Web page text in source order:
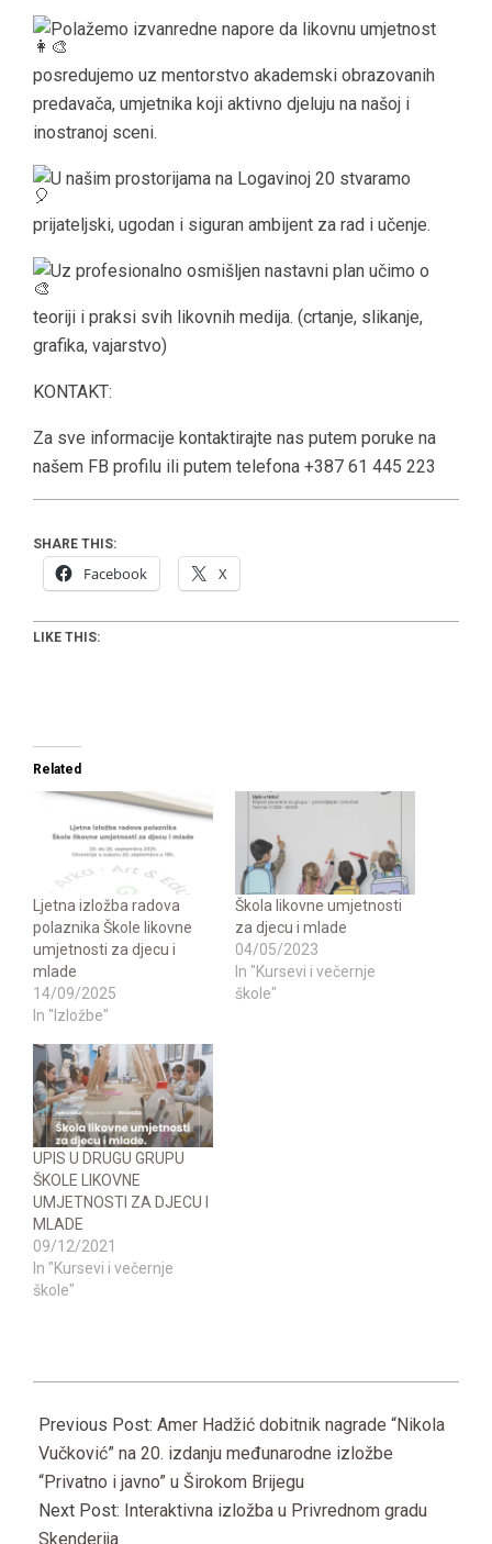
Polažemo izvanredne napore da likovnu umjetnost
posredujemo uz mentorstvo akademski obrazovanih
predavača, umjetnika koji aktivno djeluju na našoj i
inostranoj sceni.
U našim prostorijama na Logavinoj 20 stvaramo
prijateljski, ugodan i siguran ambijent za rad i učenje.
Uz profesionalno osmišljen nastavni plan učimo o
teoriji i praksi svih likovnih medija. (crtanje, slikanje,
grafika, vajarstvo)
KONTAKT:
Za sve informacije kontaktirajte nas putem poruke na
našem FB profilu ili putem telefona +387 61 445 223
SHARE THIS:
Facebook X
LIKE THIS:
Related
Ljetna izložba radova
polaznika Škole likovne
umjetnosti za djecu i
mlade
14/09/2025
In "Izložbe"
Škola likovne umjetnosti
za djecu i mlade
04/05/2023
In "Kursevi i večernje
škole"
UPIS U DRUGU GRUPU
ŠKOLE LIKOVNE
UMJETNOSTI ZA DJECU I
MLADE
09/12/2021
In "Kursevi i večernje
škole"
08-
21
Previous Post: Amer Hadžić dobitnik nagrade “Nikola
Vučković” na 20. izdanju međunarodne izložbe
“Privatno i javno” u Širokom Brijegu
Next Post: Interaktivna izložba u Privrednom gradu
Skenderija